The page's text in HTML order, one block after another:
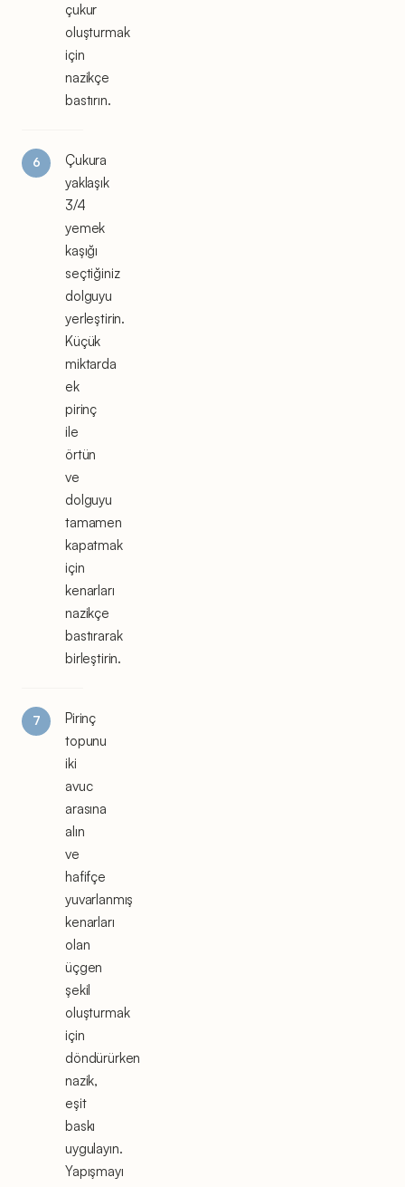
çukur
oluşturmak
için
nazikçe
bastırın.
Çukura
yaklaşık
3/4
yemek
kaşığı
seçtiğiniz
dolguyu
yerleştirin.
Küçük
miktarda
ek
pirinç
ile
örtün
ve
dolguyu
tamamen
kapatmak
için
kenarları
nazikçe
bastırarak
birleştirin.
Pirinç
topunu
iki
avuc
arasına
alın
ve
hafifçe
yuvarlanmış
kenarları
olan
üçgen
şekil
oluşturmak
için
döndürürken
nazik,
eşit
baskı
uygulayın.
Yapışmayı